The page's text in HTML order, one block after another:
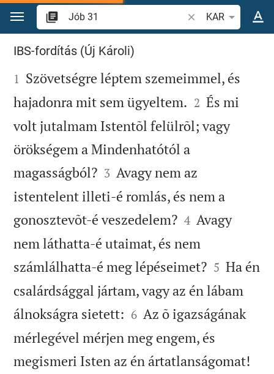
Ugrás a tartalomra
Igevers vagy szó
KAR
Jób 31
IBS-fordítás (Új Károli)

1 Szövetségre léptem szemeimmel, és
hajadonra mit sem ügyeltem. 

2 És mi
volt jutalmam Istentõl felülrõl; vagy
örökségem a Mindenhatótól a
magasságból?

3 Avagy nem az
istentelent illeti-é romlás, és nem a
gonosztevõt-é veszedelem?

4 Avagy
nem láthatta-é utaimat, és nem
számlálhatta-é meg lépéseimet?
5 Ha én
csalárdsággal jártam, vagy az én lábam
álnokságra sietett: 

6 Az õ igazságának
mérlegével mérjen meg engem, és
megismeri Isten az én ártatlanságomat!